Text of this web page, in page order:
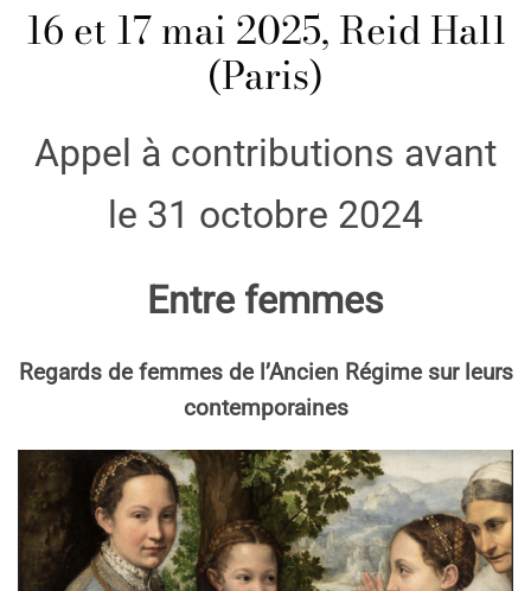
16 et 17 mai 2025, Reid Hall
(Paris)
Appel à contributions avant
le 31 octobre 2024
Entre femmes
Regards de femmes de l’Ancien Régime sur leurs
contemporaines